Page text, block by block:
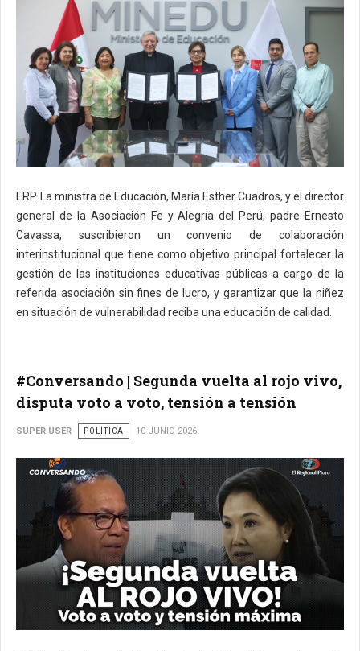
ERP. La ministra de Educación, María Esther Cuadros, y el director
general de la Asociación Fe y Alegría del Perú, padre Ernesto
Cavassa, suscribieron un convenio de colaboración
interinstitucional que tiene como objetivo principal fortalecer la
gestión de las instituciones educativas públicas a cargo de la
referida asociación sin fines de lucro, y garantizar que la niñez
en situación de vulnerabilidad reciba una educación de calidad.
#Conversando | Segunda vuelta al rojo vivo,
disputa voto a voto, tensión a tensión
SUPER USER POLÍTICA 10 JUNIO 2026